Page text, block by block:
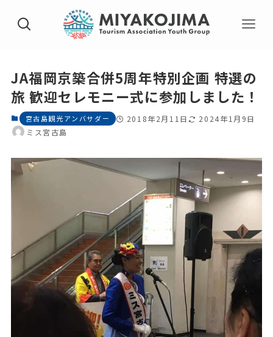
JA福岡京築合併5周年特別企画 特選の
旅 歓迎セレモニー式に参加しました！
宮古島観光アンバサダー 2018年2月11日
2024年1月9日
ミス宮古島